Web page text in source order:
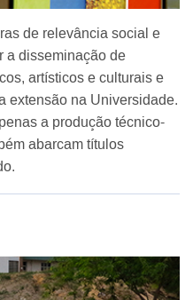
de relevância social e
a disseminação de
artísticos e culturais e
extensão na Universidade.
a produção técnico-
abarcam títulos